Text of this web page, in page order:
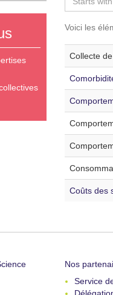
Voici les
Collecte
Coûts des
Nos
Service